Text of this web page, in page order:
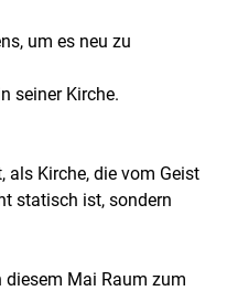
um es neu zu
seiner Kirche.
als Kirche, die vom Geist
statisch ist, sondern
diesem Mai Raum zum